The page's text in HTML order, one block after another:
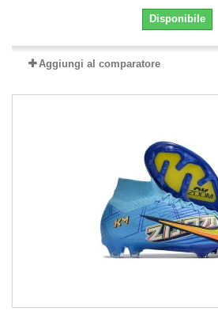
Disponibile
Aggiungi al comparatore